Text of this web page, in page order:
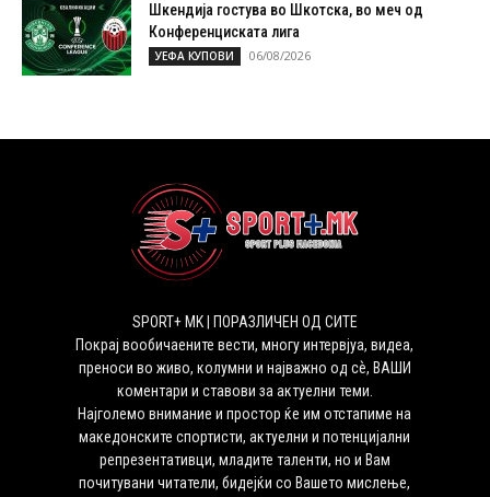
Шкендија гостува во Шкотска, во меч од
Конференциската лига
УЕФА КУПОВИ 06/08/2026
SPORT+ MK | ПОРАЗЛИЧЕН ОД СИТЕ
Покрај вообичаените вести, многу интервјуа, видеа,
преноси во живо, колумни и најважно од сѐ, ВАШИ
коментари и ставови за актуелни теми.
Најголемо внимание и простор ќе им отстапиме на
македонските спортисти, актуелни и потенцијални
репрезентативци, младите таленти, но и Вам
почитувани читатели, бидејќи со Вашето мислење,